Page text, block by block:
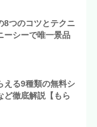
8つのコツとテクニ
ーシーで唯一景品
える9種類の無料シ
ど徹底解説【もら